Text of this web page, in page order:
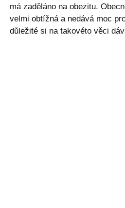
má zaděláno na obezitu.
velmi obtížná a nedává moc
důležité si na takovéto věci